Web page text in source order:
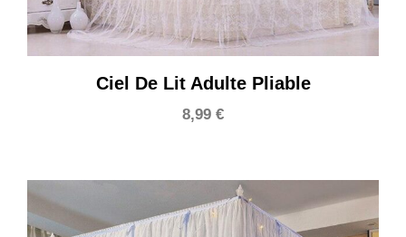
Ciel De Lit Adulte Pliable
8,99 €